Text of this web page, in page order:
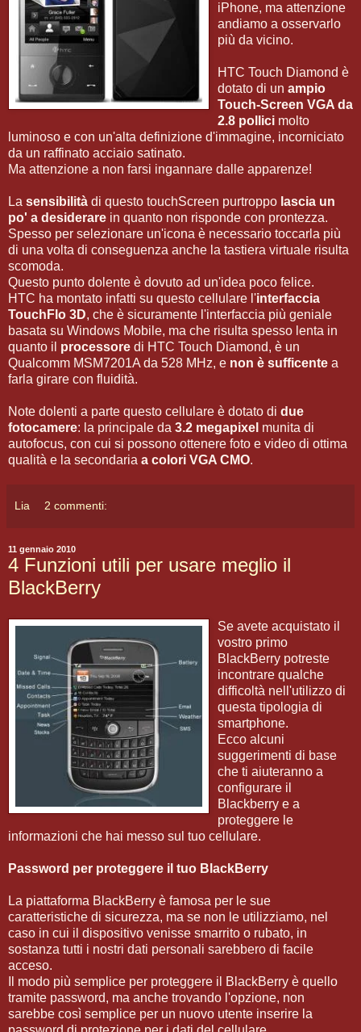
iPhone, ma attenzione
andiamo a osservarlo
più da vicino.
HTC Touch Diamond è
dotato di un ampio
Touch-Screen VGA da
2.8 pollici molto
luminoso e con un'alta definizione d'immagine, incorniciato
da un raffinato acciaio satinato.
Ma attenzione a non farsi ingannare dalle apparenze!
La sensibilità di questo touchScreen purtroppo lascia un
po' a desiderare in quanto non risponde con prontezza.
Spesso per selezionare un'icona è necessario toccarla più
di una volta di conseguenza anche la tastiera virtuale risulta
scomoda.
Questo punto dolente è dovuto ad un'idea poco felice.
HTC ha montato infatti su questo cellulare l'interfaccia
TouchFlo 3D, che è sicuramente l'interfaccia più geniale
basata su Windows Mobile, ma che risulta spesso lenta in
quanto il processore di HTC Touch Diamond, è un
Qualcomm MSM7201A da 528 MHz, e non è sufficente a
farla girare con fluidità.
Note dolenti a parte questo cellulare è dotato di due
fotocamere: la principale da 3.2 megapixel munita di
autofocus, con cui si possono ottenere foto e video di ottima
qualità e la secondaria a colori VGA CMO.
Lia 2 commenti:
11 gennaio 2010
4 Funzioni utili per usare meglio il
BlackBerry
Se avete acquistato il
vostro primo
BlackBerry potreste
incontrare qualche
difficoltà nell'utilizzo di
questa tipologia di
smartphone.
Ecco alcuni
suggerimenti di base
che ti aiuteranno a
configurare il
Blackberry e a
proteggere le
informazioni che hai messo sul tuo cellulare.
Password per proteggere il tuo BlackBerry
La piattaforma BlackBerry è famosa per le sue
caratteristiche di sicurezza, ma se non le utilizziamo, nel
caso in cui il dispositivo venisse smarrito o rubato, in
sostanza tutti i nostri dati personali sarebbero di facile
acceso.
Il modo più semplice per proteggere il BlackBerry è quello
tramite password, ma anche trovando l'opzione, non
sarebbe così semplice per un nuovo utente inserire la